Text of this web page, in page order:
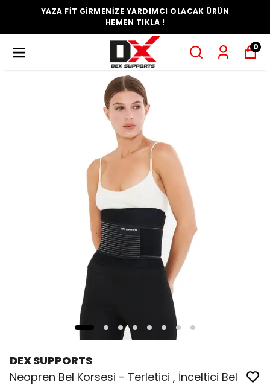
YAZA FİT GİRMENİZE YARDIMCI OLACAK ÜRÜN
HEMEN TIKLA !
0
DEX SUPPORTS
Neopren Bel Korsesi - Terletici , İnceltici Bel